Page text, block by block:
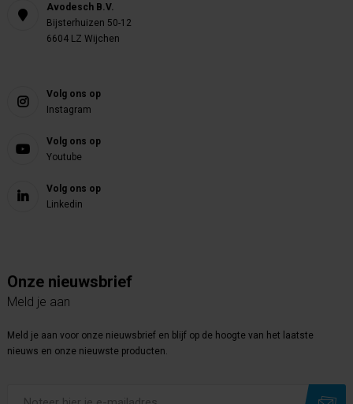
Avodesch B.V.
Bijsterhuizen 50-12
6604 LZ Wijchen
Volg ons op
Instagram
Volg ons op
Youtube
Volg ons op
Linkedin
Onze nieuwsbrief
Meld je aan
Meld je aan voor onze nieuwsbrief en blijf op de hoogte van het laatste
nieuws en onze nieuwste producten.